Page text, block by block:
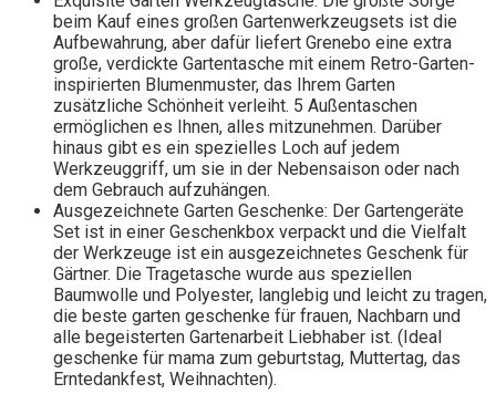
beim Kauf eines großen Gartenwerkzeugsets ist die
Aufbewahrung, aber dafür liefert Grenebo eine extra
große, verdickte Gartentasche mit einem Retro-Garten-
inspirierten Blumenmuster, das Ihrem Garten
zusätzliche Schönheit verleiht. 5 Außentaschen
ermöglichen es Ihnen, alles mitzunehmen. Darüber
hinaus gibt es ein spezielles Loch auf jedem
Werkzeuggriff, um sie in der Nebensaison oder nach
dem Gebrauch aufzuhängen.
Ausgezeichnete Garten Geschenke: Der Gartengeräte
Set ist in einer Geschenkbox verpackt und die Vielfalt
der Werkzeuge ist ein ausgezeichnetes Geschenk für
Gärtner. Die Tragetasche wurde aus speziellen
Baumwolle und Polyester, langlebig und leicht zu tragen,
die beste garten geschenke für frauen, Nachbarn und
alle begeisterten Gartenarbeit Liebhaber ist. (Ideal
geschenke für mama zum geburtstag, Muttertag, das
Erntedankfest, Weihnachten).